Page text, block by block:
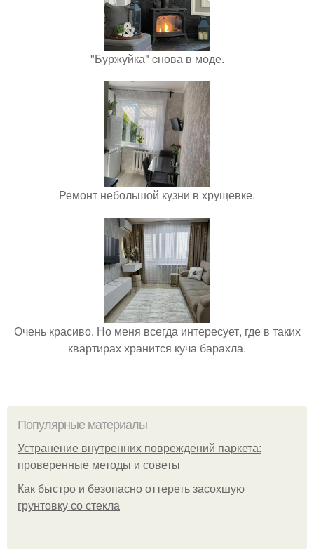
"Буржуйка" cнова в моде.
Ремонт небольшой кузни в хрущевке.
Очень красиво. Но меня всегда интересует, где в таких
квартирах хранится куча барахла.
Популярные материалы
Устранение внутренних повреждений паркета:
проверенные методы и советы
Как быстро и безопасно оттереть засохшую
грунтовку со стекла